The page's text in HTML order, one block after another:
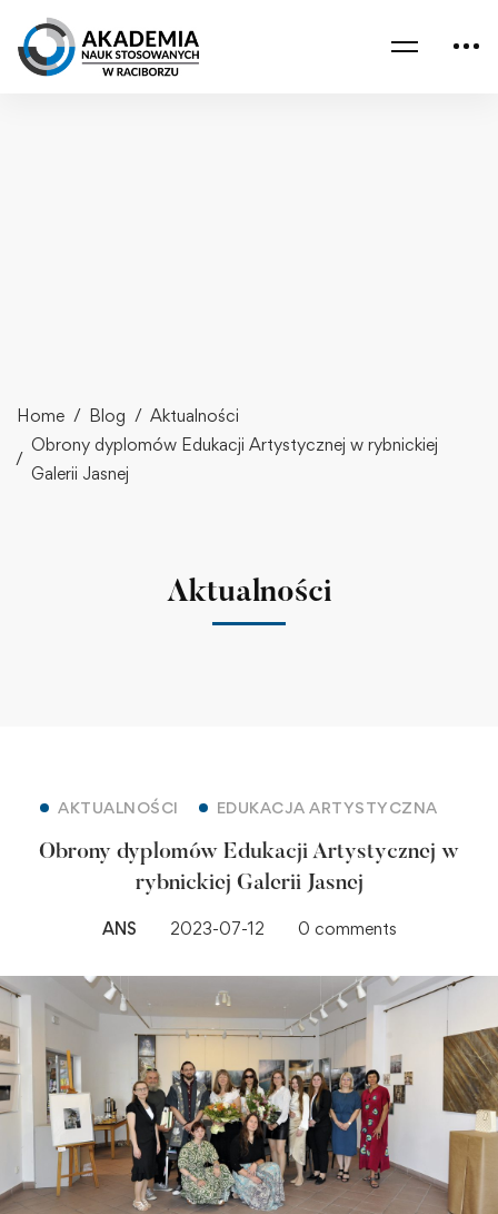
Home Blog
Aktualności
Obrony dyplomów Edukacji Artystycznej w rybnickiej
Galerii Jasnej
Aktualności
AKTUALNOŚCI EDUKACJA ARTYSTYCZNA
Obrony dyplomów Edukacji Artystycznej w
rybnickiej Galerii Jasnej
ANS 2023-07-12 0 comments